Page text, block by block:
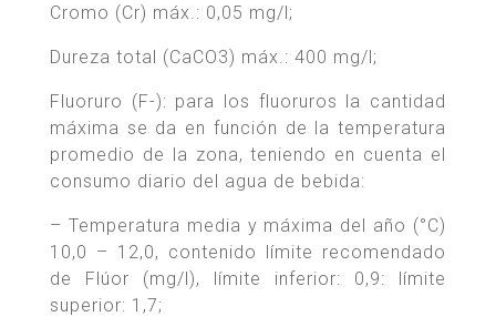
Cromo (Cr) máx.: 0,05 mg/l;
Dureza total (CaCO3) máx.: 400 mg/l;
Fluoruro (F-): para los fluoruros la cantidad
máxima se da en función de la temperatura
promedio de la zona, teniendo en cuenta el
consumo diario del agua de bebida:
– Temperatura media y máxima del año (°C)
10,0 – 12,0, contenido límite recomendado
de Flúor (mg/l), límite inferior: 0,9: límite
superior: 1,7;